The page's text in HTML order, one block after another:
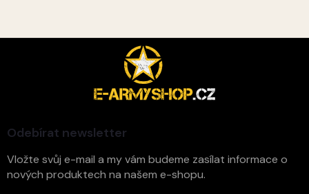
Odebírat newsletter
Vložte svůj e-mail a my vám budeme zasílat informace o
nových produktech na našem e-shopu.